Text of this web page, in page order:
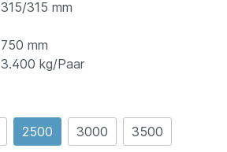
315/315 mm
750 mm
3.400 kg/Paar
2500 3000 3500